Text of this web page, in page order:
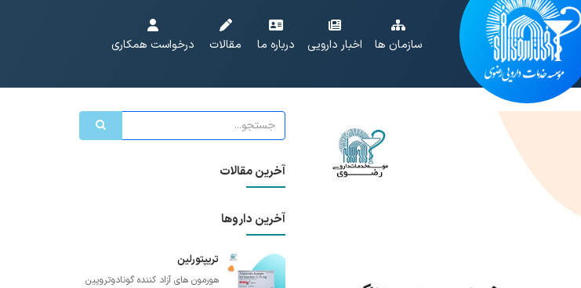
سازمان ها اخبار دارویی درباره ما مقالات درخواست همکاری
آخرین مقالات
آخرین داروها
تریپتورلین
هورمون های آزاد کننده گونادوتروپین